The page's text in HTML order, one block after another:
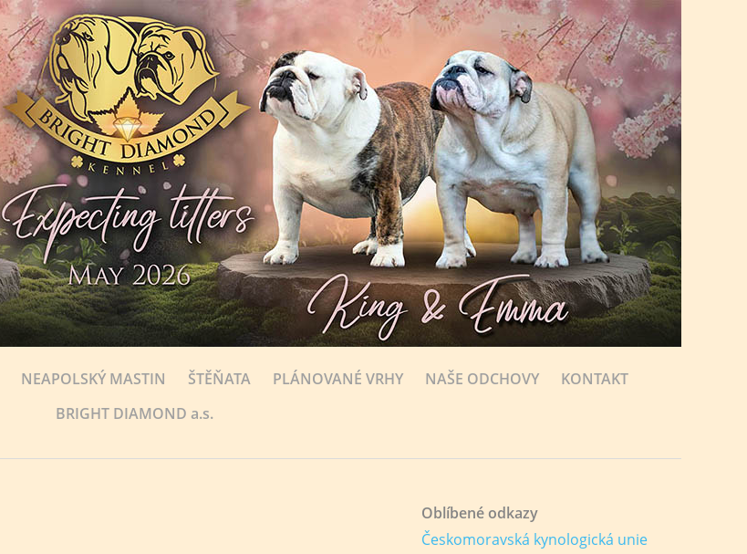
NEAPOLSKÝ MASTIN ŠTĚŇATA PLÁNOVANÉ VRHY NAŠE ODCHOVY
KONTAKT
BRIGHT DIAMOND a.s.
Oblíbené odkazy
Českomoravská kynologická unie